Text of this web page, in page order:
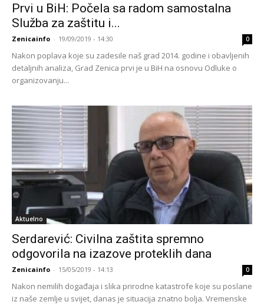
Prvi u BiH: Počela sa radom samostalna
Služba za zaštitu i...
Zenicainfo - 19/09/2019 - 14:30 0
Nakon poplava koje su zadesile naš grad 2014. godine i obavljenih
detaljnih analiza, Grad Zenica prvi je u BiH na osnovu Odluke o
organizovanju...
Aktuelno
Serdarević: Civilna zaštita spremno
odgovorila na izazove proteklih dana
Zenicainfo - 15/05/2019 - 14:13 0
Nakon nemilih događaja i slika prirodne katastrofe koje su poslane
iz naše zemlje u svijet, danas je situacija znatno bolja. Vremenske